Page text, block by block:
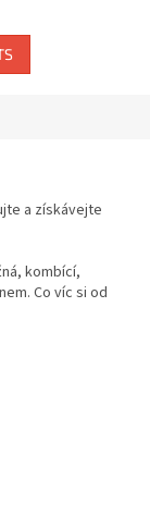
a získávejte
kombící,
Co víc si od